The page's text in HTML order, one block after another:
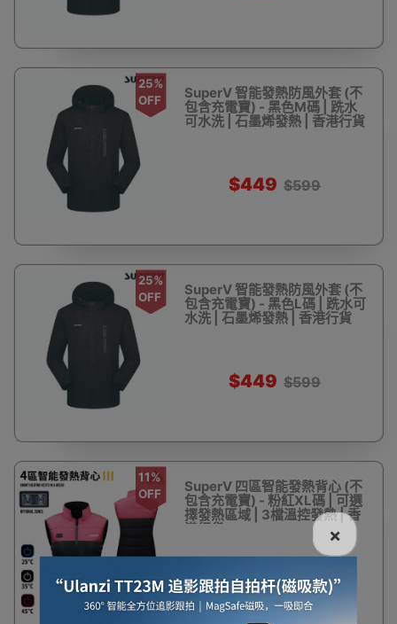
25%
OFF
SuperV 智能發熱防風外套 (不
包含充電寶) - 黑色M碼 | 跣水
可水洗 | 石墨烯發熱 | 香港行貨
$449 $599
25%
OFF
SuperV 智能發熱防風外套 (不
包含充電寶) - 黑色L碼 | 跣水可
水洗 | 石墨烯發熱 | 香港行貨
$449 $599
11%
OFF
SuperV 四區智能發熱背心 (不
包含充電寶) - 粉紅XL碼 | 可選
擇發熱區域 | 3檔溫控發熱 | 香
港行貨
$238 $268
×